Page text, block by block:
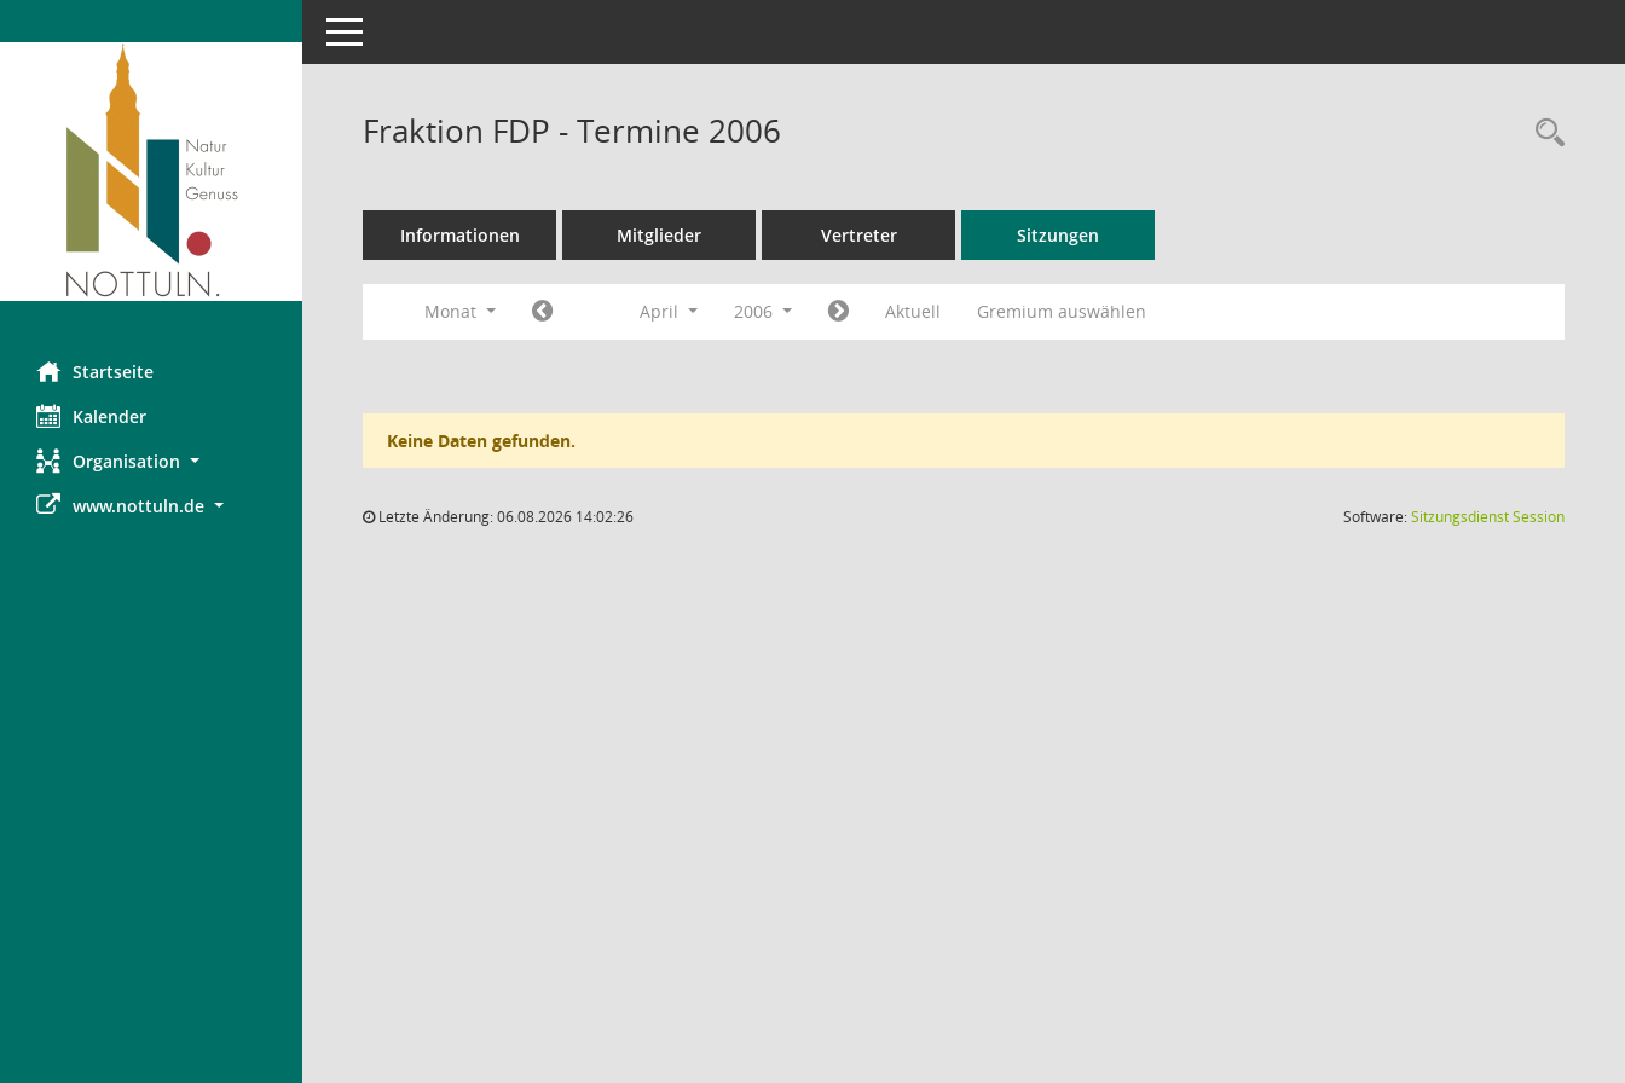
Startseite
Kalender
Organisation
www.nottuln.de
Toggle navigation
Fraktion FDP - Termine 2006
Informationen Mitglieder Vertreter Sitzungen
Monat April 2006 Aktuell Gremium auswählen
Keine Daten gefunden.
Letzte Änderung: 06.08.2026 14:02:26 Software:SitzungsdienstSession(Wird in